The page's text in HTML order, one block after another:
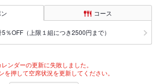
コース
％OFF（上限１組につき2500円まで）
レンダーの更新に失敗しました。
を押して空席状況を更新してください。